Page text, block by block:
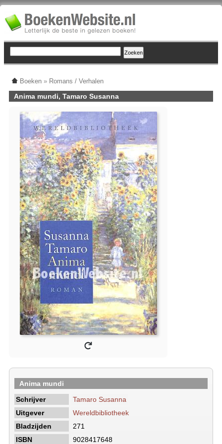
Boeken » Romans / Verhalen
Anima mundi, Tamaro Susanna
Anima mundi
Schrijver
Tamaro Susanna
Uitgever
Wereldbibliotheek
Bladzijden
271
ISBN
9028417648